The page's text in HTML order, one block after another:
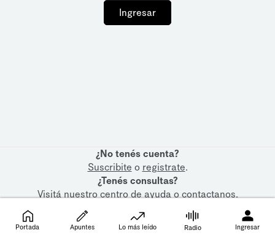
Ingresar
¿No tenés cuenta?
Suscribite o registrate.
¿Tenés consultas?
Visitá nuestrocentro de ayudaocontactanos.
Portada Apuntes Lo más leído Radio Ingresar